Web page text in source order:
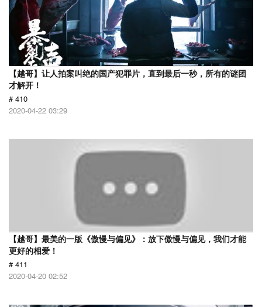
【越哥】让人拍案叫绝的国产犯罪片，直到最后一秒，所有的谜团
才解开！
# 410
2020-04-22 03:29
【越哥】最美的一版《傲慢与偏见》：放下傲慢与偏见，我们才能
更好的相爱！
# 411
2020-04-20 02:52